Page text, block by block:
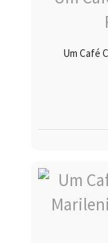
Um Café